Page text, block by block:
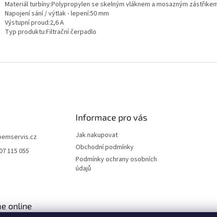
Materiál turbíny:Polypropylen se skelným vláknem a mosazným
Napojení sání / výtlak - lepení:50 mm
Výstupní proud:2,6 A
Typ produktu:Filtrační čerpadlo
115 055
Informace pro vás
Jak nakupovat
Obchodní podmínky
Podmínky ochrany osobních
údajů
online